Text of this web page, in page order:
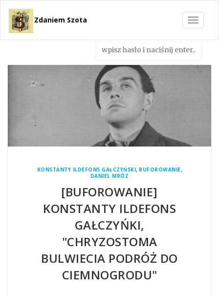
Toggle
Zdaniem Szota
KONSTANTY ILDEFONS GAŁCZYŃSKI, BUFOROWANIE,
DANIEL MRÓZ
[BUFOROWANIE]
KONSTANTY ILDEFONS
GAŁCZYŃKI,
"CHRYZOSTOMA
BULWIECIA PODRÓŻ DO
CIEMNOGRODU"